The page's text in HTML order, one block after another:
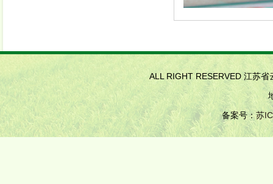
ALL RIGHT RESERVED 江苏
备案号：苏